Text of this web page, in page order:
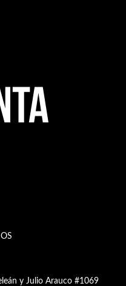
y Julio Arauco #1069